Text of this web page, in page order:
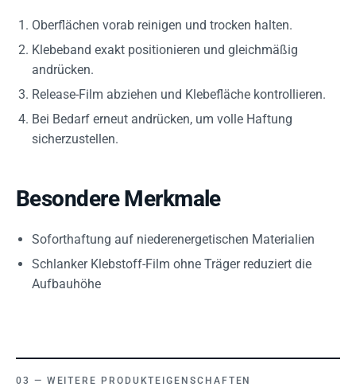
Oberflächen vorab reinigen und trocken halten.
Klebeband exakt positionieren und gleichmäßig
andrücken.
Release-Film abziehen und Klebefläche kontrollieren.
Bei Bedarf erneut andrücken, um volle Haftung
sicherzustellen.
Besondere Merkmale
Soforthaftung auf niederenergetischen Materialien
Schlanker Klebstoff-Film ohne Träger reduziert die
Aufbauhöhe
WEITERE PRODUKTEIGENSCHAFTEN